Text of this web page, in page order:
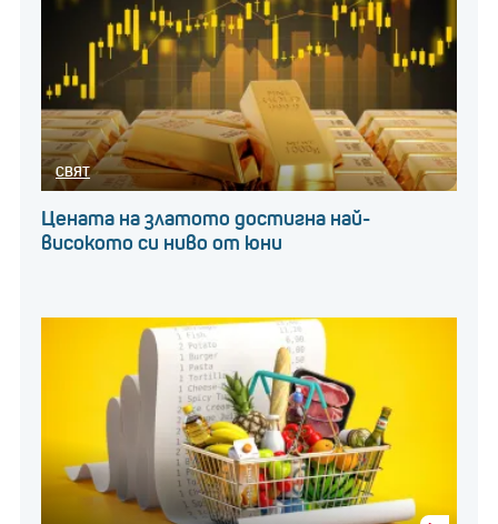
СВЯТ
Цената на златото достигна най-
високото си ниво от юни